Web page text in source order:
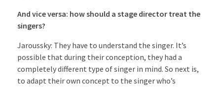
And vice versa: how should a stage director treat the
singers?
Jaroussky: They have to understand the singer. It’s
possible that during their conception, they had a
completely different type of singer in mind. So next is,
to adapt their own concept to the singer who’s